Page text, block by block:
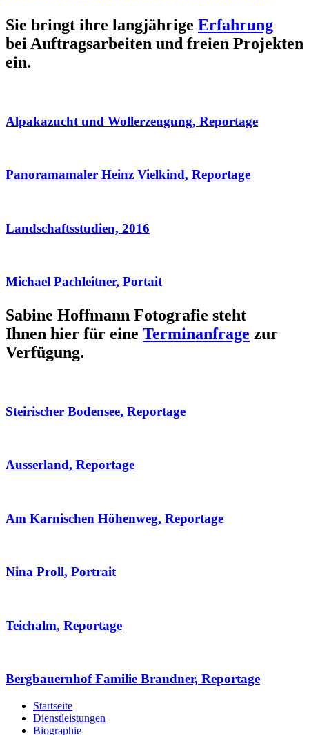
Sie bringt ihre langjährige Erfahrung
bei Auftragsarbeiten und freien Projekten
ein.
Alpakazucht und Wollerzeugung, Reportage
Panoramamaler Heinz Vielkind, Reportage
Landschaftsstudien, 2016
Michael Pachleitner, Portait
Sabine Hoffmann Fotografie steht
Ihnen hier für eine Terminanfrage zur
Verfügung.
Steirischer Bodensee, Reportage
Ausserland, Reportage
Am Karnischen Höhenweg, Reportage
Nina Proll, Portrait
Teichalm, Reportage
Bergbauernhof Familie Brandner, Reportage
Startseite
Dienstleistungen
Biographie